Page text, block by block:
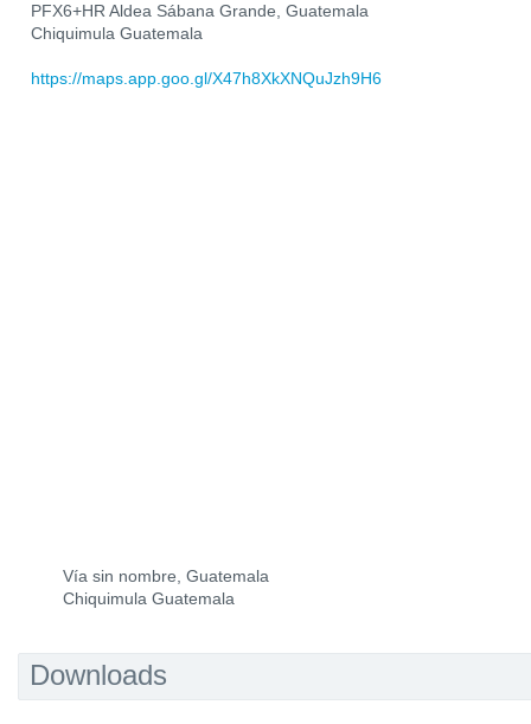
PFX6+HR Aldea Sábana Grande, Guatemala
Chiquimula Guatemala
https://maps.app.goo.gl/X47h8XkXNQuJzh9H6
Vía sin nombre, Guatemala
Chiquimula Guatemala
Downloads